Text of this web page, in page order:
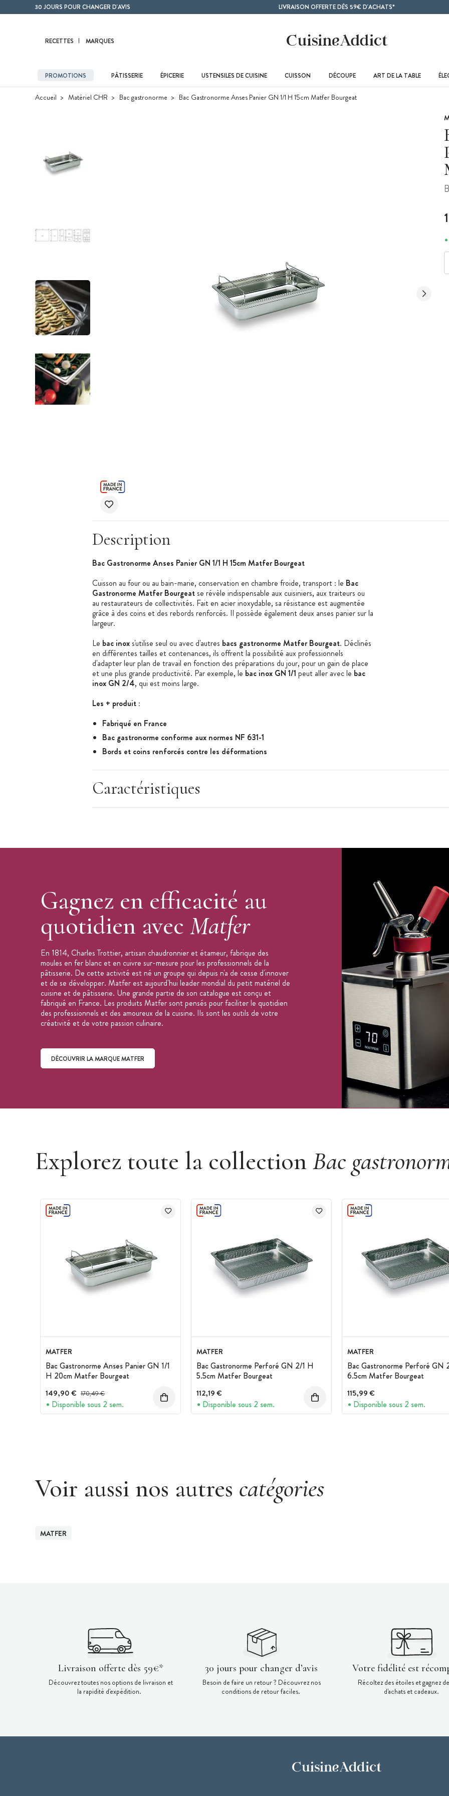
Contenu principal30 JOURS POUR CHANGER D'AVIS LIVRAISON OFFERTE DÈS 59€ D'ACHATS*
RECETTES MARQUES
PROMOTIONS PÂTISSERIE ÉPICERIE USTENSILES DE CUISINE CUISSON DÉCOUPE ART DE LA TABLE
Accueil Matériel CHR Bac gastronorme Bac Gastronorme Anses Panier GN 1/1 H 15cm Matfer Bourgeat
Description
Bac Gastronorme Anses Panier GN 1/1 H 15cm Matfer Bourgeat
Cuisson au four ou au bain-marie, conservation en chambre froide, transport : le Bac
Gastronorme Matfer Bourgeatse révèle indispensable aux cuisiniers, aux traiteurs ou
au restaurateurs de collectivités. Fait en acier inoxydable, sa résistance est augmentée
grâce à des coins et des rebords renforcés. Il possède également deux anses panier sur la
largeur.
Le bac inoxs'utilise seul ou avec d'autres bacs gastronorme Matfer Bourgeat. Déclinés
en différentes tailles et contenances, ils offrent la possibilité aux professionnels
d'adapter leur plan de travail en fonction des préparations du jour, pour un gain de place
et une plus grande productivité. Par exemple, le bac inox GN 1/1 peut aller avec le bac
inox GN 2/4, qui est moins large.
Les + produit :
Fabriqué en France
Bac gastronorme conforme aux normes NF 631-1
Bords et coins renforcés contre les déformations
Caractéristiques Bac Gastronorme
GN 1/1
Nombre de rations (approximative) : 60
Dimensions bac gastro : 53 x 32.5 cm
Anses escamotables
Supporte la cuisson et la congélation
Bords et recoins renforcés contre les déformations
Bac gastro vendu à l'unité
Bac gastro GN 1/1 disponible en 3 hauteurs : 10 cm, 15 cm et 20 cm.
Matfer Bourgeat
Fabriqué en France
Caractéristiques
Gagnez en efficacité au
quotidien avec Matfer
En 1814, Charles Trottier, artisan chaudronnier et étameur, fabrique des
moules en fer blanc et en cuivre sur-mesure pour les professionnels de la
pâtisserie. De cette activité est né un groupe qui depuis n'a de cesse d'innover
et de se développer. Matfer est aujourd'hui leader mondial du petit matériel de
cuisine et de pâtisserie. Une grande partie de son catalogue est conçu et
fabriqué en France. Les produits Matfer sont pensés pour faciliter le quotidien
des professionnels et des amoureux de la cuisine. Ils sont les outils de votre
créativité et de votre passion culinaire.
DÉCOUVRIR LA MARQUE MATFER
Explorez toute la collection Bac
MATFER
Bac Gastronorme Anses Panier GN 1/1
H 20cm Matfer Bourgeat
149,90 € Prix avant réduction :
170,49 €
Disponible sous 2 sem.
MATFER
Bac Gastronorme Perforé GN 2/1 H
5.5cm Matfer Bourgeat
112,19 €
Disponible sous 2 sem.
MATFER
Bac Gastronorme Perforé GN
6.5cm Matfer Bourgeat
115,99 €
Disponible sous 2 sem.
Voir aussi nos autres catégories
MATFER
Livraison offerte dès 59€*
Découvrez toutes nos options de livraison et
la rapidité d'expédition.
30 jours pour changer d’avis
Besoin de faire un retour ? Découvrez nos
conditions de retour faciles.
Votre fidélité est
Récoltez des étoiles et gagnez
d'achats et cadeaux.